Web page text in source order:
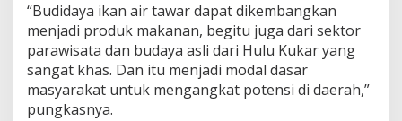
“Budidaya ikan air tawar dapat dikembangkan
menjadi produk makanan, begitu juga dari sektor
parawisata dan budaya asli dari Hulu Kukar yang
sangat khas. Dan itu menjadi modal dasar
masyarakat untuk mengangkat potensi di daerah,”
pungkasnya.